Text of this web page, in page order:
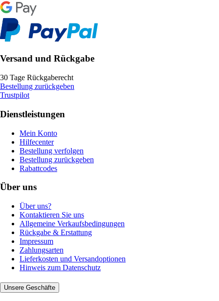
Versand und Rückgabe
30 Tage Rückgaberecht
Bestellung zurückgeben
Trustpilot
Dienstleistungen
Mein Konto
Hilfecenter
Bestellung verfolgen
Bestellung zurückgeben
Rabattcodes
Über uns
Über uns?
Kontaktieren Sie uns
Allgemeine Verkaufsbedingungen
Rückgabe & Erstattung
Impressum
Zahlungsarten
Lieferkosten und Versandoptionen
Hinweis zum Datenschutz
Unsere Geschäfte